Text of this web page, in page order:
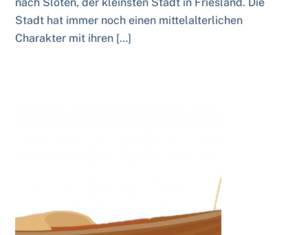
Stadt hat immer noch einen mittelalterlichen
Charakter mit ihren […]